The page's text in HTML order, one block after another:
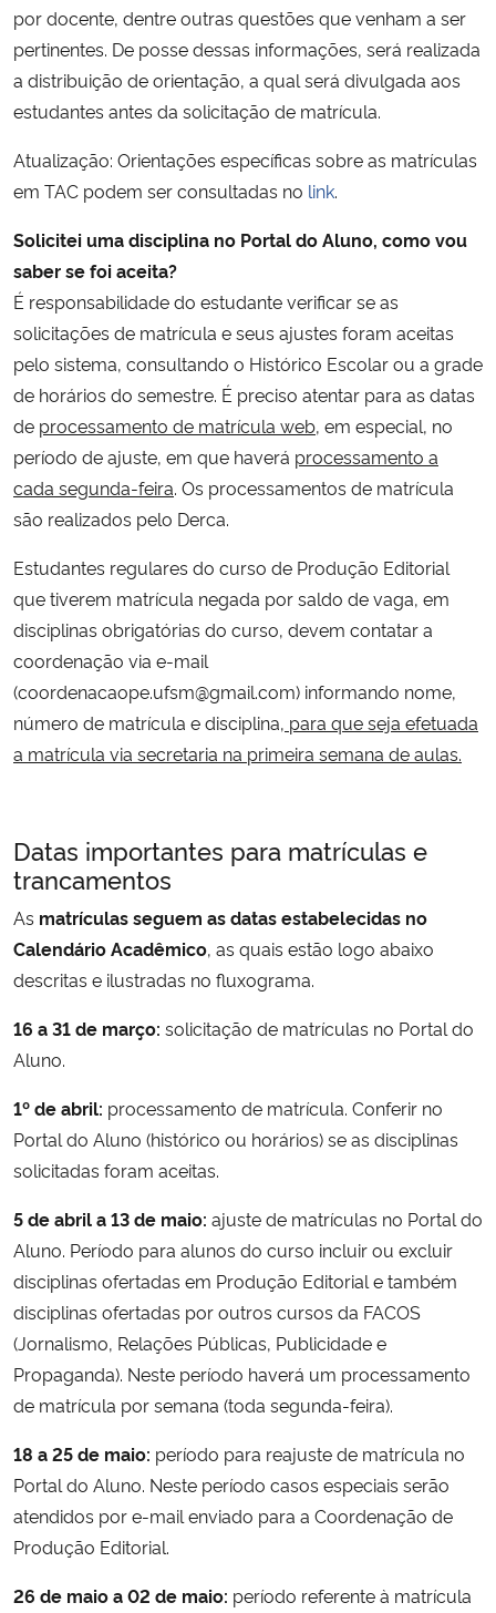
por docente, dentre outras questões que venham a ser
pertinentes. De posse dessas informações, será realizada
a distribuição de orientação, a qual será divulgada aos
estudantes antes da solicitação de matrícula.
Atualização: Orientações específicas sobre as matrículas
em TAC podem ser consultadas no link.
Solicitei uma disciplina no Portal do Aluno, como vou
saber se foi aceita?
É responsabilidade do estudante verificar se as
solicitações de matrícula e seus ajustes foram aceitas
pelo sistema, consultando o Histórico Escolar ou a grade
de horários do semestre. É preciso atentar para as datas
de processamento de matrícula web, em especial, no
período de ajuste, em que haverá processamento a
cada segunda-feira. Os processamentos de matrícula
são realizados pelo Derca.
Estudantes regulares do curso de Produção Editorial
que tiverem matrícula negada por saldo de vaga, em
disciplinas obrigatórias do curso, devem contatar a
coordenação via e-mail
(coordenacaope.ufsm@gmail.com) informando nome,
número de matrícula e disciplina, para que seja efetuada
a matrícula via secretaria na primeira semana de aulas.
Datas importantes para matrículas e
trancamentos
As matrículas seguem as datas estabelecidas no
Calendário Acadêmico, as quais estão logo abaixo
descritas e ilustradas no fluxograma.
16 a 31 de março: solicitação de matrículas no Portal do
Aluno.
1º de abril: processamento de matrícula. Conferir no
Portal do Aluno (histórico ou horários) se as disciplinas
solicitadas foram aceitas.
5 de abril a 13 de maio: ajuste de matrículas no Portal do
Aluno. Período para alunos do curso incluir ou excluir
disciplinas ofertadas em Produção Editorial e também
disciplinas ofertadas por outros cursos da FACOS
(Jornalismo, Relações Públicas, Publicidade e
Propaganda). Neste período haverá um processamento
de matrícula por semana (toda segunda-feira).
18 a 25 de maio: período para reajuste de matrícula no
Portal do Aluno. Neste período casos especiais serão
atendidos por e-mail enviado para a Coordenação de
Produção Editorial.
26 de maio a 02 de maio: período referente à matrícula